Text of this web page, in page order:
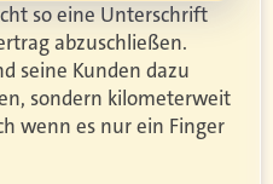
so eine Unterschrift
abzuschließen.
seine Kunden dazu
sondern kilometerweit
wenn es nur ein Finger